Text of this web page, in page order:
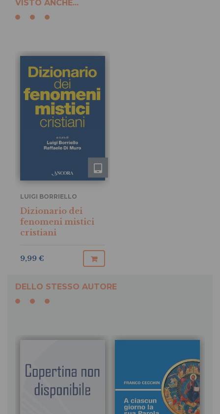
VISTO ANCHE...
LUIGI BORRIELLO
Dizionario dei
fenomeni mistici
cristiani
9,99 €
DELLO STESSO AUTORE